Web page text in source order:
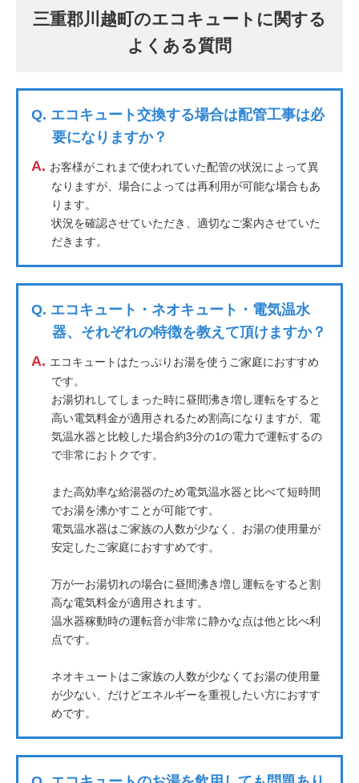
三重郡川越町のエコキュートに関する
よくある質問
Q. エコキュート交換する場合は配管工事は必
要になりますか？
A. お客様がこれまで使われていた配管の状況によって異
なりますが、場合によっては再利用が可能な場合もあ
ります。
状況を確認させていただき、適切なご案内させていた
だきます。
Q. エコキュート・ネオキュート・電気温水
器、それぞれの特徴を教えて頂けますか？
A. エコキュートはたっぷりお湯を使うご家庭におすすめ
です。
お湯切れしてしまった時に昼間沸き増し運転をすると
高い電気料金が適用されるため割高になりますが、電
気温水器と比較した場合約3分の1の電力で運転するの
で非常におトクです。
また高効率な給湯器のため電気温水器と比べて短時間
でお湯を沸かすことが可能です。
電気温水器はご家族の人数が少なく、お湯の使用量が
安定したご家庭におすすめです。
万が一お湯切れの場合に昼間沸き増し運転をすると割
高な電気料金が適用されます。
温水器稼動時の運転音が非常に静かな点は他と比べ利
点です。
ネオキュートはご家族の人数が少なくてお湯の使用量
が少ない、だけどエネルギーを重視したい方におすす
めです。